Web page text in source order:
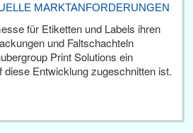
MARKTANFORDERUNGEN
für Etiketten und Labels ihren
und Faltschachteln
Print Solutions ein
diese Entwicklung zugeschnitten ist.